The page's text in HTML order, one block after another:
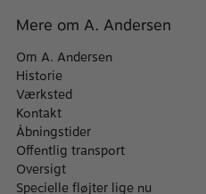
Mere om A. Andersen
Om A. Andersen
Historie
Værksted
Kontakt
Åbningstider
Offentlig transport
Oversigt
Specielle fløjter lige nu